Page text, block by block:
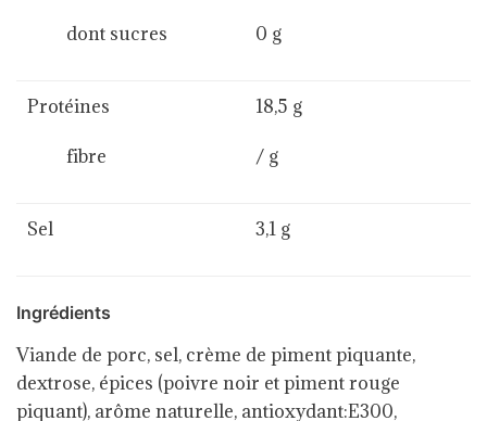
dont sucres 0 g
Protéines
fibre
18,5 g
/ g
Sel 3,1 g
Ingrédients
Viande de porc, sel, crème de piment piquante,
dextrose, épices (poivre noir et piment rouge
piquant), arôme naturelle, antioxydant:E300,